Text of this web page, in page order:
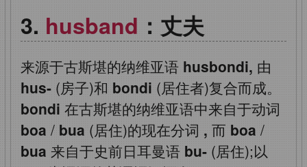
husband ：丈夫
来源于古斯堪的纳维亚语 husbondi, 由
hus- (房子)和 bondi (居住者)复合而成。
bondi 在古斯堪的纳维亚语中来自于动词
boa / bua (居住)的现在分词 , 而 boa /
bua 来自于史前日耳曼语 bu- (居住);以